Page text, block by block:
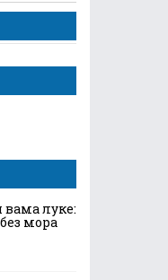
луке:
мора